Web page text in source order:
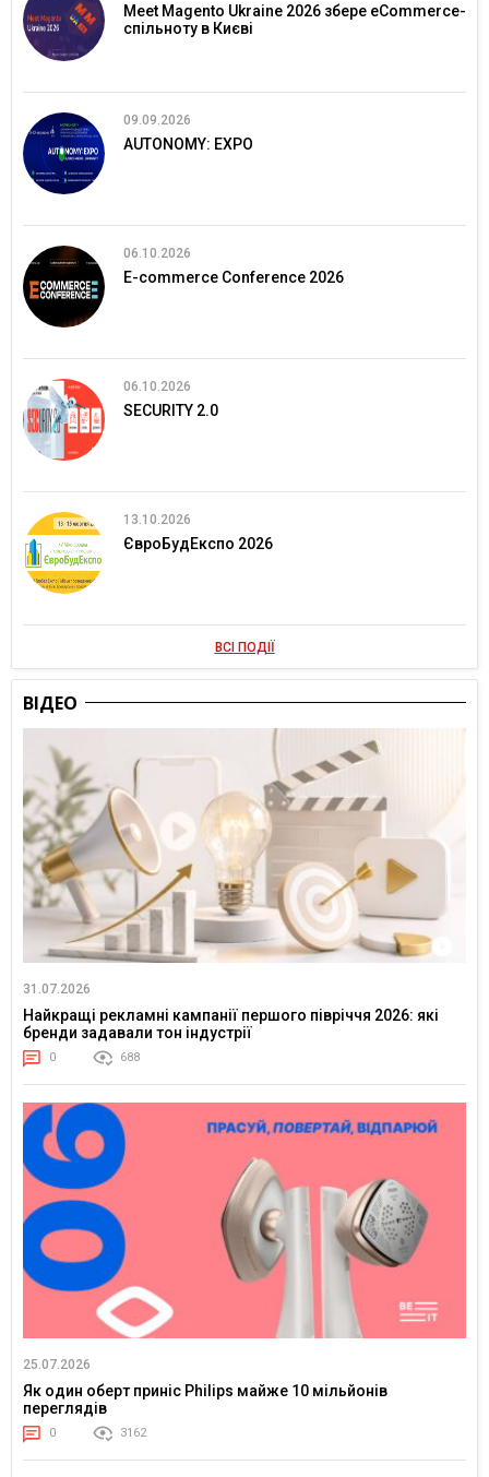
Meet Magento Ukraine 2026 збере eCommerce-
спільноту в Києві
09.09.2026
AUTONOMY: EXPO
06.10.2026
E-commerce Conference 2026
06.10.2026
SECURITY 2.0
13.10.2026
ЄвроБудЕкспо 2026
ВСІ ПОДІЇ
ВІДЕО
31.07.2026
Найкращі рекламні кампанії першого півріччя 2026: які
бренди задавали тон індустрії
0 688
25.07.2026
Як один оберт приніс Philips майже 10 мільйонів
переглядів
0 3162